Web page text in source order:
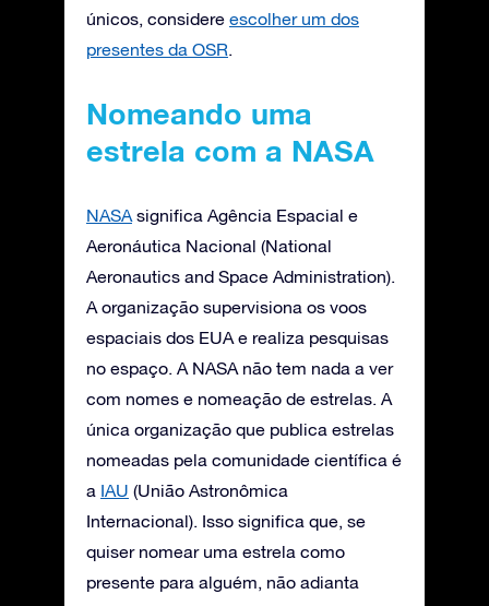
únicos, considere escolher um dos
presentes da OSR.
Nomeando uma
estrela com a NASA
NASA significa Agência Espacial e
Aeronáutica Nacional (National
Aeronautics and Space Administration).
A organização supervisiona os voos
espaciais dos EUA e realiza pesquisas
no espaço. A NASA não tem nada a ver
com nomes e nomeação de estrelas. A
única organização que publica estrelas
nomeadas pela comunidade científica é
a IAU (União Astronômica
Internacional). Isso significa que, se
quiser nomear uma estrela como
presente para alguém, não adianta